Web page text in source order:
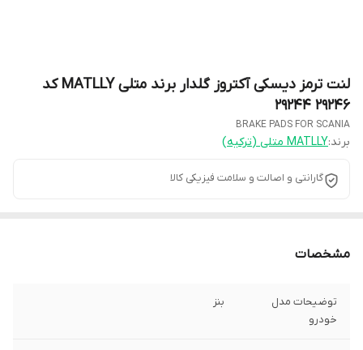
لنت ترمز دیسکی آکتروز گلدار برند متلی MATLLY کد
29246 29244
BRAKE PADS FOR SCANIA
برند:MATLLY متلی (ترکیه)
گارانتی و اصالت و سلامت فیزیکی کالا
مشخصات
توضیحات مدل
خودرو
بنز